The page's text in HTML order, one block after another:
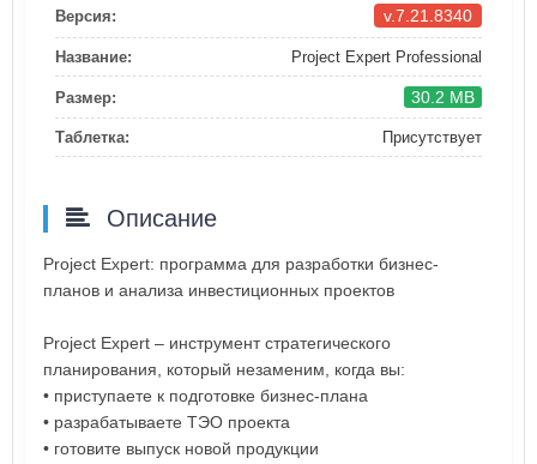
Версия: v.7.21.8340
Название: Project Expert Professional
Размер: 30.2 MB
Таблетка: Присутствует
Описание
Project Expert: программа для разработки бизнес-
планов и анализа инвестиционных проектов
Project Expert – инструмент стратегического
планирования, который незаменим, когда вы:
• приступаете к подготовке бизнес-плана
• разрабатываете ТЭО проекта
• готовите выпуск новой продукции